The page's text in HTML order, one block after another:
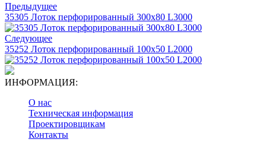
Предыдущее
35305 Лоток перфорированный 300х80 L3000
Следующее
35252 Лоток перфорированный 100х50 L2000
ИНФОРМАЦИЯ:
О нас
Техническая информация
Проектировщикам
Контакты